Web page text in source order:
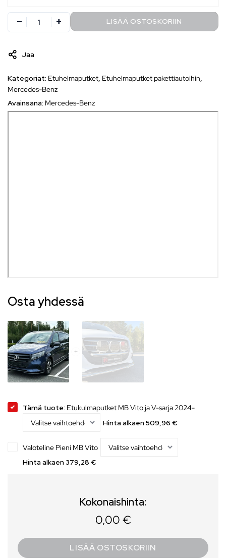
LISÄÄ OSTOSKORIIN
Jaa
Kategoriat: Etuhelmaputket, Etuhelmaputket pakettiautoihin,
Mercedes-Benz
Avainsana: Mercedes-Benz
Osta yhdessä
Tämä tuote: Etukulmaputket MB Vito ja V-sarja 2024-
Hinta alkaen509,96 €
Valoteline Pieni MB Vito
Hinta alkaen379,28 €
Kokonaishinta:
0,00 €
LISÄÄ OSTOSKORIIN